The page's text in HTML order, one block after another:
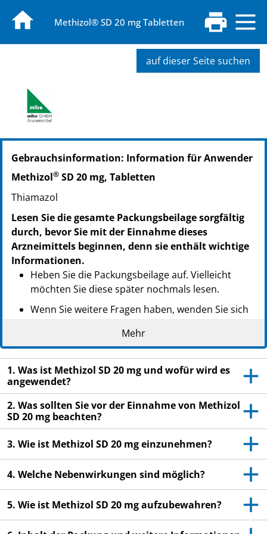
Methizol® SD 20 mg Tabletten
auf dieser Seite suchen
PZN: 19170319
PPN: 111917031967
Gebrauchsinformation: Information für Anwender
Methizol® SD 20 mg, Tabletten
Thiamazol
Lesen Sie die gesamte Packungsbeilage sorgfältig
durch, bevor Sie mit der Einnahme dieses
Arzneimittels beginnen, denn sie enthält wichtige
Informationen.
Heben Sie die Packungsbeilage auf. Vielleicht
möchten Sie diese später nochmals lesen.
Wenn Sie weitere Fragen haben, wenden Sie sich
an Ihren Arzt oder Apotheker.
Dieses Arzneimittel wurde Ihnen persönlich
verschrieben. Geben Sie es nicht an Dritte weiter.
Es kann anderen Menschen schaden, auch wenn
diese die gleichen Beschwerden haben wie Sie.
Wenn Sie Nebenwirkungen bemerken, wenden Sie
sich an Ihren Arzt oder Apotheker. Dies gilt auch
Packungsbeilage angegeben sind. Siehe Abschnitt
Mehr
1. Was ist Methizol SD 20 mg und wofür wird es
angewendet?
2. Was sollten Sie vor der Einnahme von Methizol
SD 20 mg beachten?
3. Wie ist Methizol SD 20 mg einzunehmen?
4. Welche Nebenwirkungen sind möglich?
5. Wie ist Methizol SD 20 mg aufzubewahren?